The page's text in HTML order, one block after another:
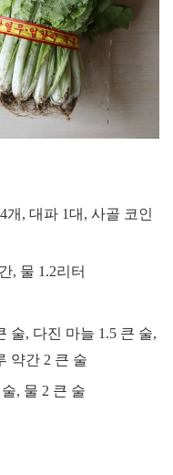
개 , 대파 1대 , 사골 코인
, 물 1.2리터
술, 다진 마늘 1.5 큰 술,
약간 2 큰 술
, 물 2 큰 술